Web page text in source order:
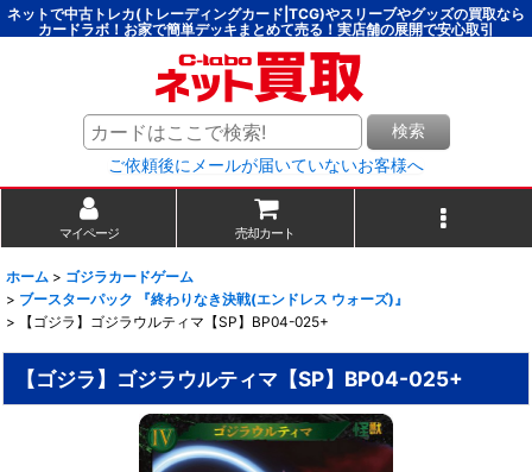
ネットで中古トレカ(トレーディングカード|TCG)やスリーブやグッズの買取なら
カードラボ！お家で簡単デッキまとめて売る！実店舗の展開で安心取引
検索
ご依頼後にメールが届いていないお客様へ
マイページ 売却カート
ホーム > ゴジラカードゲーム
> ブースターパック 『終わりなき決戦(エンドレス ウォーズ)』
>
【ゴジラ】ゴジラウルティマ【SP】BP04-025+
【ゴジラ】ゴジラウルティマ【SP】BP04-025+